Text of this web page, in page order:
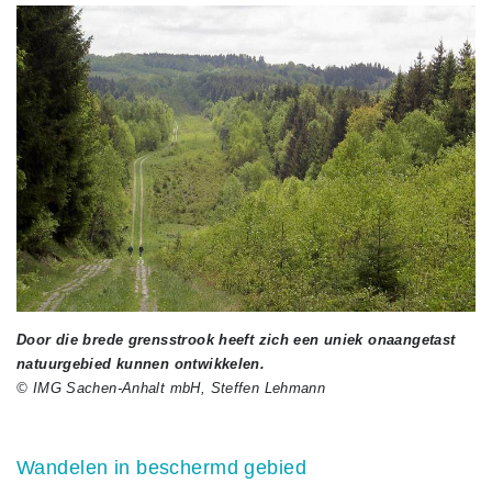
Door die brede grensstrook heeft zich een uniek onaangetast
natuurgebied kunnen ontwikkelen.
© IMG Sachen-Anhalt mbH, Steffen Lehmann
Wandelen in beschermd gebied